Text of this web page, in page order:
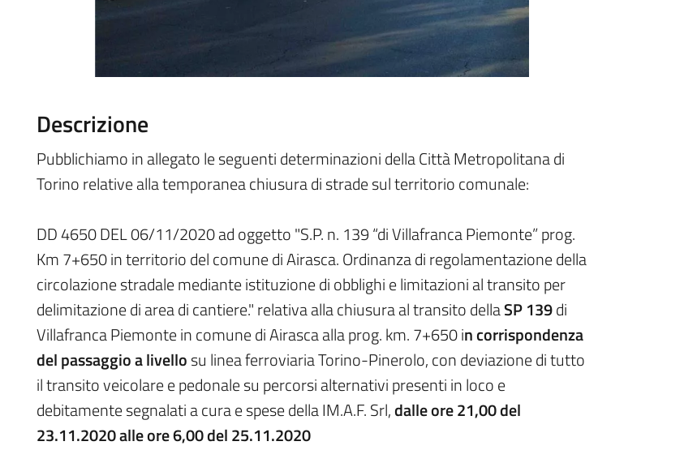
Descrizione
Pubblichiamo in allegato le seguenti determinazioni della Città Metropolitana di
Torino relative alla temporanea chiusura di strade sul territorio comunale:
DD 4650 DEL 06/11/2020 ad oggetto "S.P. n. 139 “di Villafranca Piemonte” prog.
Km 7+650 in territorio del comune di Airasca. Ordinanza di regolamentazione della
circolazione stradale mediante istituzione di obblighi e limitazioni al transito per
delimitazione di area di cantiere." relativa alla chiusura al transito dellaSP 139di
Villafranca Piemonte in comune di Airasca alla prog. km. 7+650 in corrispondenza
del passaggio a livellosu linea ferroviaria Torino-Pinerolo, con deviazione di tutto
il transito veicolare e pedonale su percorsi alternativi presenti in loco e
debitamente segnalati a cura e spese della IM.A.F. Srl,dalle ore 21,00 del
23.11.2020 alle ore 6,00 del 25.11.2020